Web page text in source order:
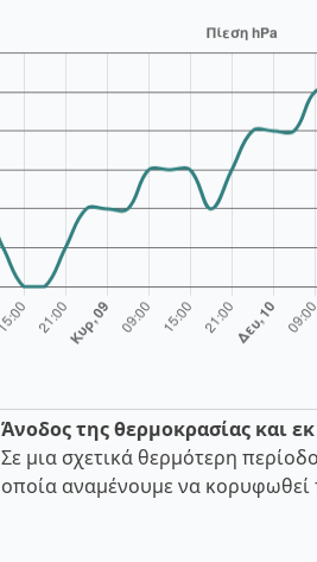
Άνοδος της θερμοκρασίας και
Σε μια σχετικά θερμότερη
οποία αναμένουμε να κορυφωθεί